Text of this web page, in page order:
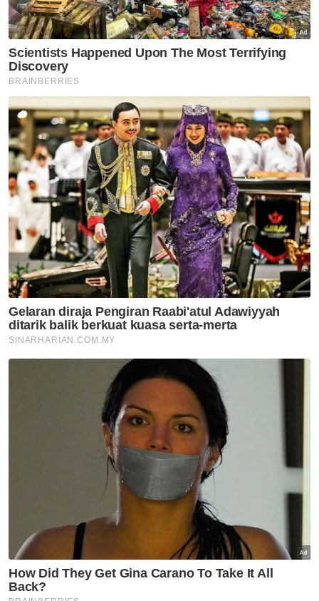
Pahang
Pahang rangkul sembilan
anugerah Malam Anugerah
Industri Pelancongan 2026
MCCC gesa denda penceroboh
tanah dinaikkan RM20 juta
Pahang
RSNP 2040: Rakyat Pahang
diberi ruang kemuka
pandangan, cadangan hala
tuju pembangunan negeri
Pahang
'Kali pertama lawan dengan
'orang besar' - Pesara polis
teruja main dam dengan MB
Pahang